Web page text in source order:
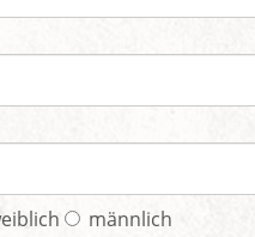
männlich